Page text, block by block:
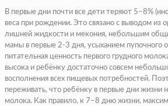
В первые дни почти все дети теряют 5–8%
веса при рождении. Это связано с выводом из
лишней жидкости и мекония, небольшим
мамы в первые 2-3 дня, усыханием пупочного
питательная ценность первого грудного
высока и ребёнку достаточно совсем
восполнения всех пищевых потребностей.
переживать, что ребёнку в первые дни жизни
молока. Как правило, к 7–8 дню жизни,